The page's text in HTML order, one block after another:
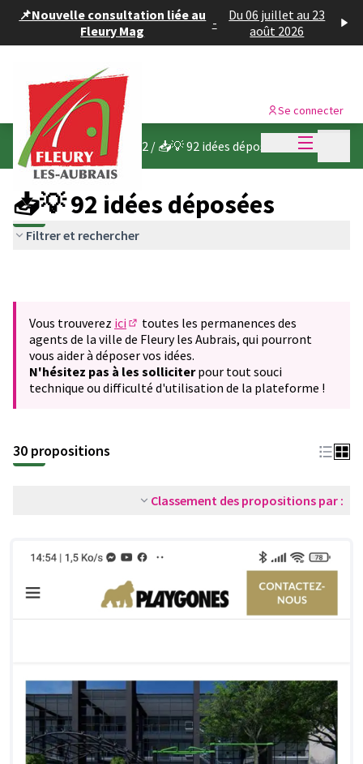
📌Nouvelle consultation liée au
Fleury Mag
-
Du 06 juillet au 23
août 2026
Menu
Se connecter
Budget participatif 2022 / 📥💡 92 idées déposées
📥💡 92 idées déposées
Filtrer et rechercher
Vous trouverez ici
(S'ouvre dans un nouvel onglet)
toutes les permanences des
agents de la ville de Fleury les Aubrais, qui pourront
vous aider à déposer vos idées.
N'hésitez pas à les solliciterpour tout souci
technique ou difficulté d'utilisation de la plateforme !
30 propositions
Classement des propositions par :
Panneau de gestion des cookies